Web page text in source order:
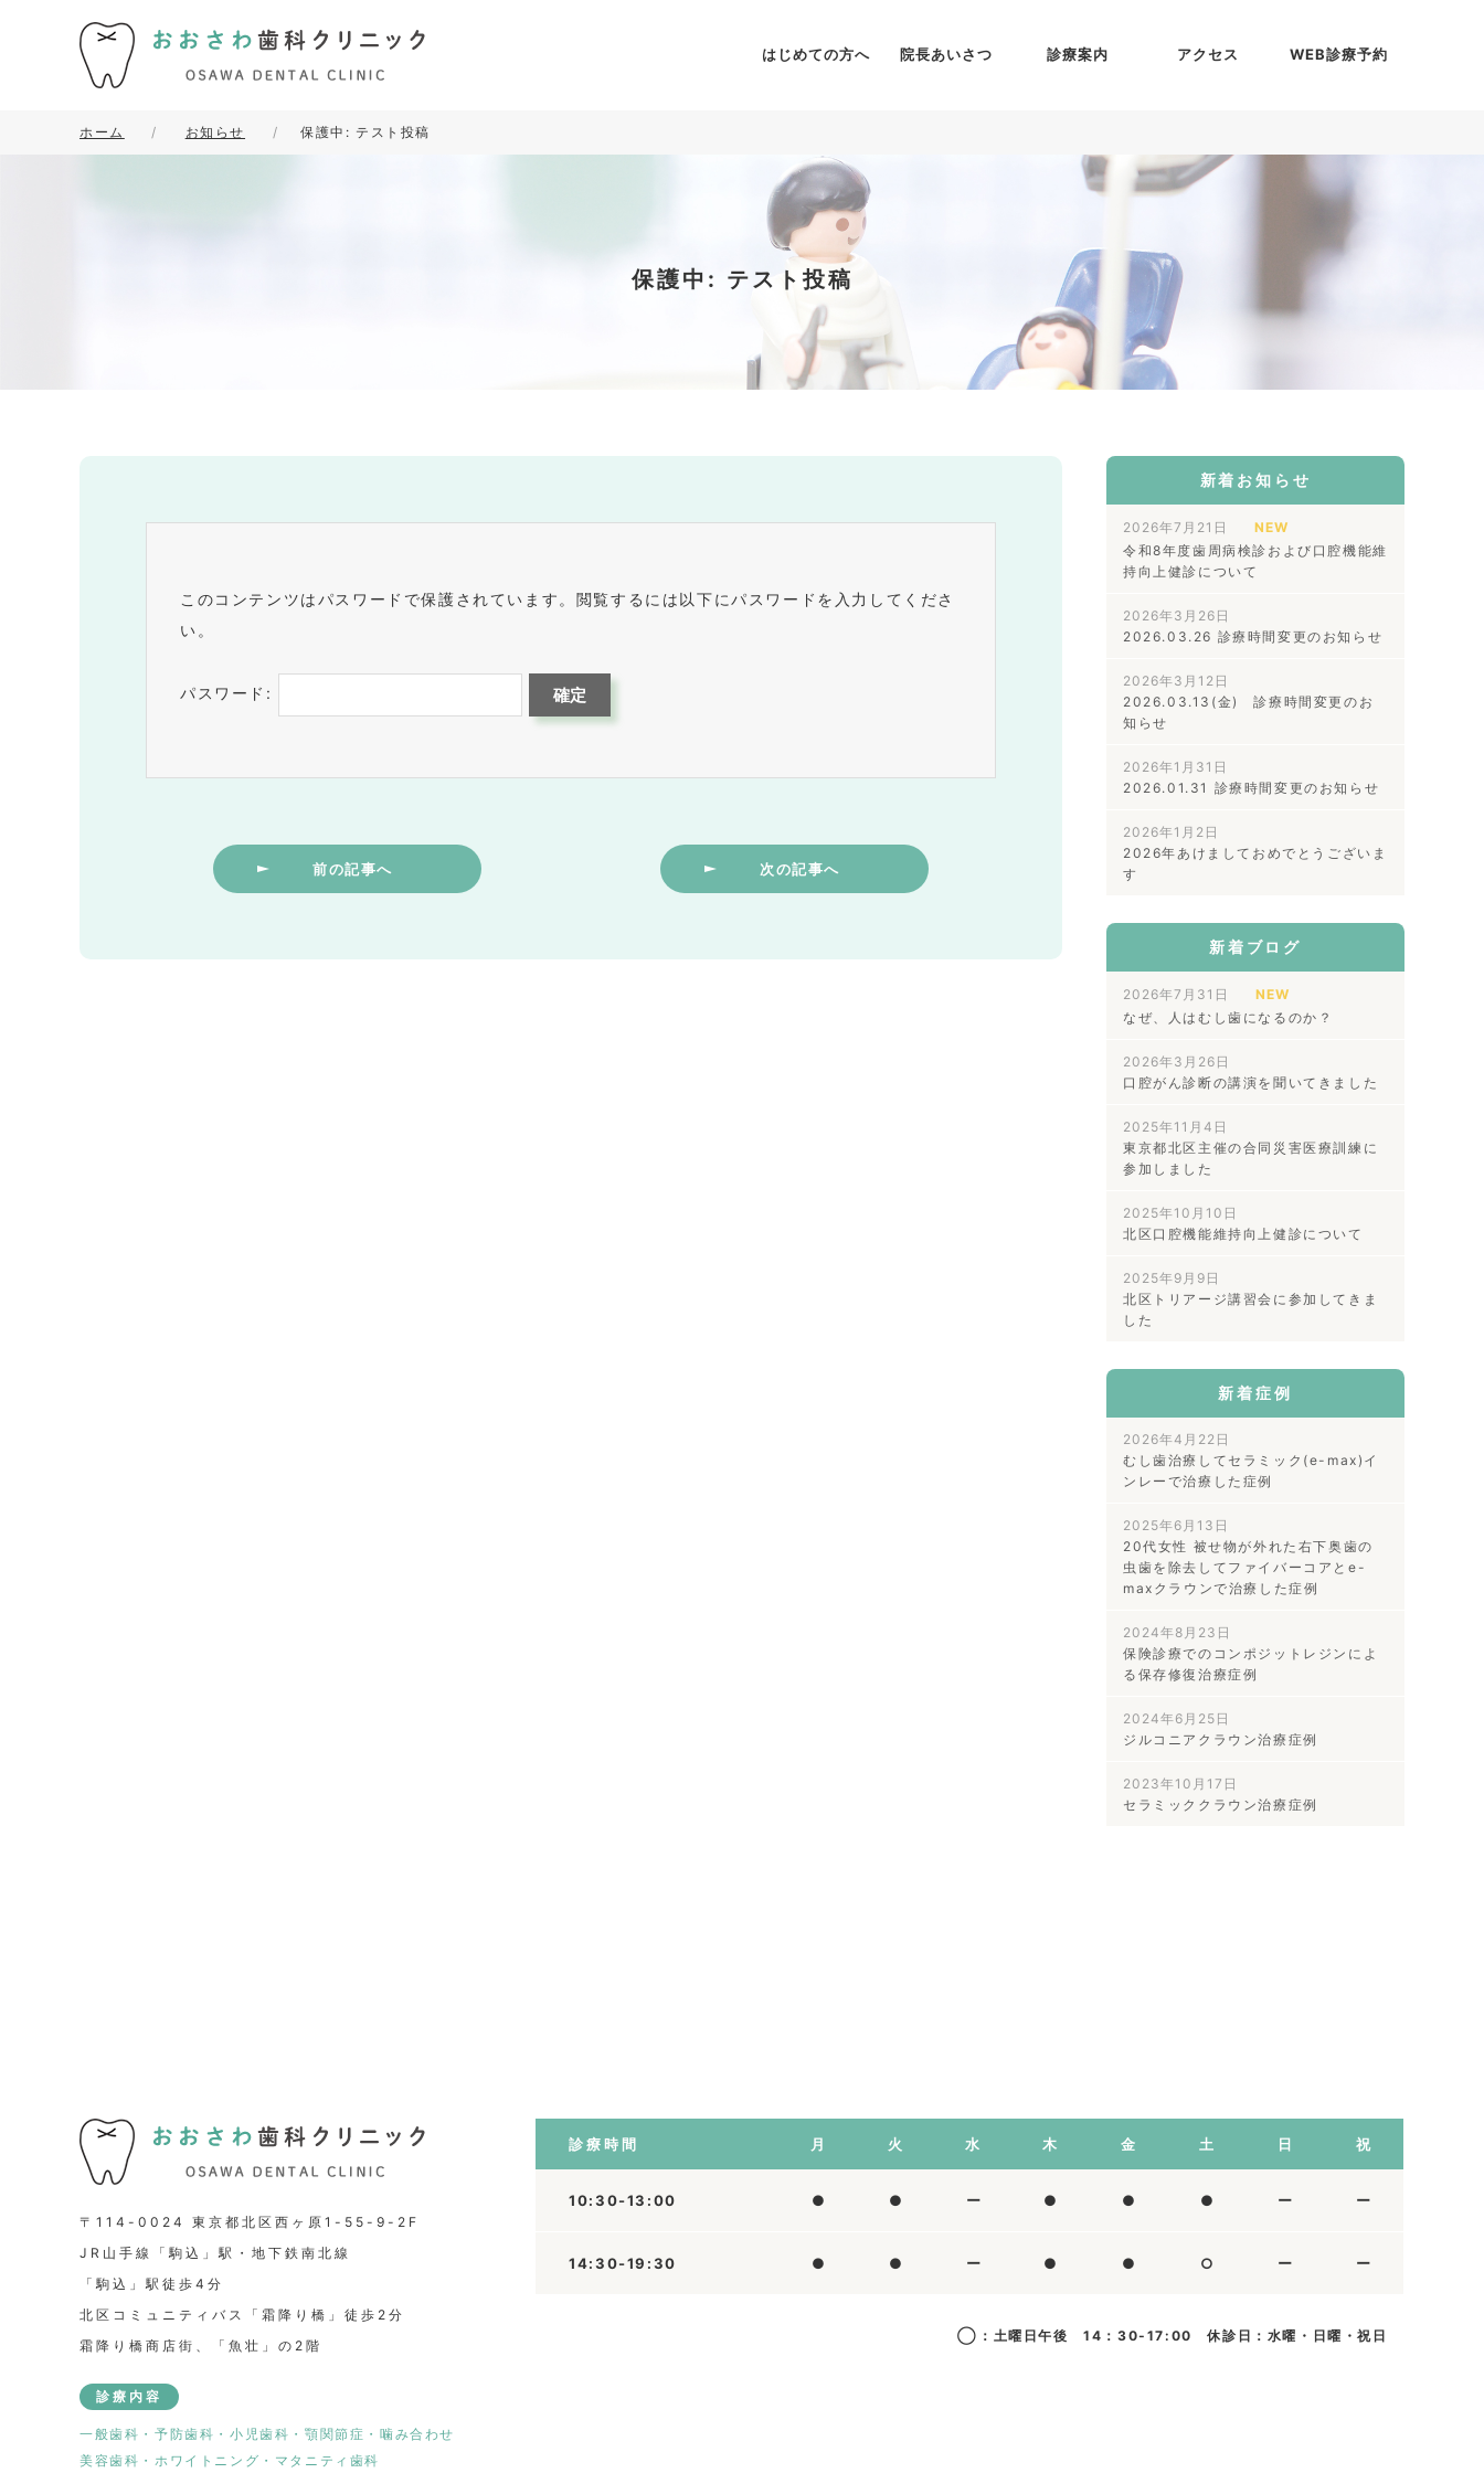
はじめての方へ 院長あいさつ 診療案内 アクセス WEB診療予約
ホーム お知らせ 保護中: テスト投稿
保護中: テスト投稿
このコンテンツはパスワードで保護されています。閲覧するには以下にパスワードを入力してくださ
い。
パスワード:
前の記事へ 次の記事へ
新着お知らせ
2026年7月21日
NEW
令和8年度歯周病検診および口腔機能維
持向上健診について
2026年3月26日
2026.03.26 診療時間変更のお知らせ
2026年3月12日
2026.03.13(金) 診療時間変更のお
知らせ
2026年1月31日
2026.01.31 診療時間変更のお知らせ
2026年1月2日
2026年あけましておめでとうございま
す
新着ブログ
2026年7月31日
NEW
なぜ、人はむし歯になるのか？
2026年3月26日
口腔がん診断の講演を聞いてきました
2025年11月4日
東京都北区主催の合同災害医療訓練に
参加しました
2025年10月10日
北区口腔機能維持向上健診について
2025年9月9日
北区トリアージ講習会に参加してきま
した
新着症例
2026年4月22日
むし歯治療してセラミック(e-max)イ
ンレーで治療した症例
2025年6月13日
20代女性 被せ物が外れた右下奥歯の
虫歯を除去してファイバーコアとe-
maxクラウンで治療した症例
2024年8月23日
保険診療でのコンポジットレジンによ
る保存修復治療症例
2024年6月25日
ジルコニアクラウン治療症例
2023年10月17日
セラミッククラウン治療症例
〒114-0024 東京都北区西ヶ原1-55-9-2F
JR山手線「駒込」駅・地下鉄南北線
「駒込」駅徒歩4分
北区コミュニティバス「霜降り橋」徒歩2分
霜降り橋商店街、「魚壮」の2階
診療内容
一般歯科・予防歯科・小児歯科・顎関節症・噛み合わせ
美容歯科・ホワイトニング・マタニティ歯科
診療時間 月 火 水 木 金 土 日 祝
10:30-13:00 ● ● ー ● ● ● ー ー
14:30-19:30 ● ● ー ● ● ○ ー ー
◯：土曜日午後 14：30-17:00 休診日：水曜・日曜・祝日